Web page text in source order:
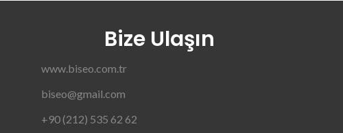
Bize Ulaşın
www.biseo.com.tr
biseo@gmail.com
+90 (212) 535 62 62